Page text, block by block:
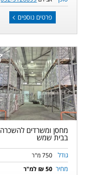
פרטים נוספים
מחסן ומשרדים להשכרה
בבית שמש
גודל 750 מ"ר
מחיר 50 ₪ למ"ר